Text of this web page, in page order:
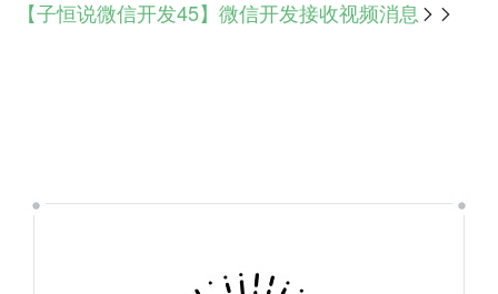
【子恒说微信开发45】微信开发接收视频消息 